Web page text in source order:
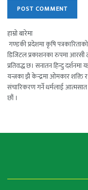
हाम्रो बारेमा
गण्डकी प्रदेशमा कृषि
डिजिटल प्रकाशनका रुपमा आरसी
प्रतिवद्ध छ। सनातन हिन्दु दर्शनमा
यन्त्रका झै केन्द्रमा ओमकार
संचारिकरण गर्ने धर्मलाई आत्मसात
छौं ।